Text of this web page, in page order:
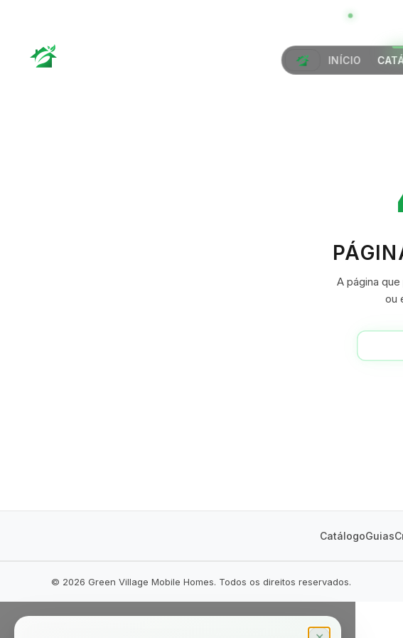
GLOBAL
INÍCIO
A página
ou
CatálogoGuias
© 2026 Green Village Mobile Homes. Todos os direitos reservados.